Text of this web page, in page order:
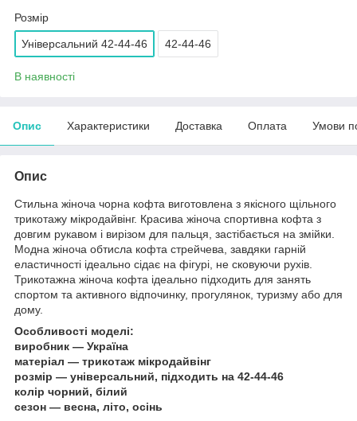
Розмір
Універсальний 42-44-46 42-44-46
В наявності
Опис Характеристики Доставка Оплата Умови
Опис
Стильна жіноча чорна кофта виготовлена з якісного щільного
трикотажу мікродайвінг. Красива жіноча спортивна кофта з
довгим рукавом і вирізом для пальця, застібається на змійки.
Модна жіноча обтисла кофта стрейчева, завдяки гарній
еластичності ідеально сідає на фігурі, не сковуючи рухів.
Трикотажна жіноча кофта ідеально підходить для занять
спортом та активного відпочинку, прогулянок, туризму або для
дому.
Особливості моделі:
виробник — Україна
матеріал — трикотаж мікродайвінг
розмір — універсальний, підходить на 42-44-46
колір чорний, білий
сезон — весна, літо, осінь